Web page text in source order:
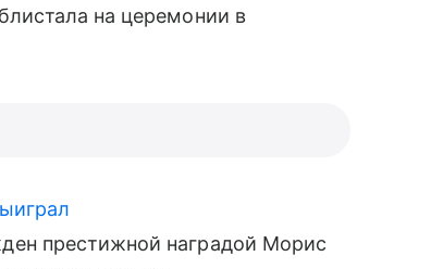
на церемонии в
престижной наградой Морис